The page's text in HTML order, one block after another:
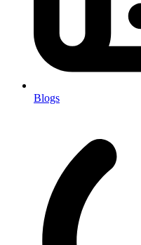
Blogs